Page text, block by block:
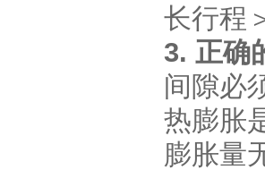
长行程
3. 正确
间隙必
热膨胀
膨胀量